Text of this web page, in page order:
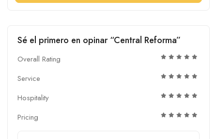
Sé el primero en opinar “Central Reforma”
Overall Rating
Service
Hospitality
Pricing